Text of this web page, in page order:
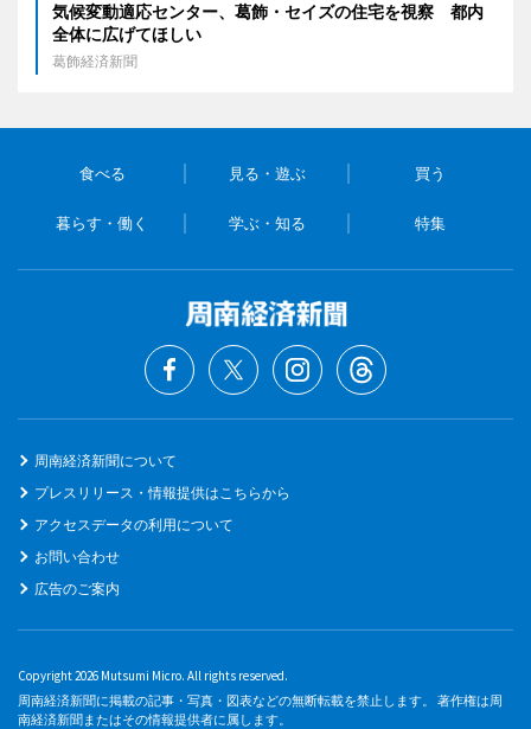
気候変動適応センター、葛飾・セイズの住宅を視察 都内
全体に広げてほしい
葛飾経済新聞
食べる 見る・遊ぶ 買う
暮らす・働く 学ぶ・知る 特集
周南経済新聞について
プレスリリース・情報提供はこちらから
アクセスデータの利用について
お問い合わせ
広告のご案内
Copyright 2026 Mutsumi Micro. All rights reserved.
周南経済新聞に掲載の記事・写真・図表などの無断転載を禁止します。 著作権は周
南経済新聞またはその情報提供者に属します。